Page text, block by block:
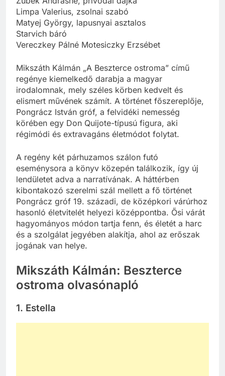
Limpa Valerius, zsolnai szabó
Matyej György, lapusnyai asztalos
Starvich báró
Vereczkey Pálné Motesiczky Erzsébet
Mikszáth Kálmán „A Beszterce ostroma” című
regénye kiemelkedő darabja a magyar
irodalomnak, mely széles körben kedvelt és
elismert művének számít. A történet főszereplője,
Pongrácz István gróf, a felvidéki nemesség
körében egy Don Quijote-típusú figura, aki
régimódi és extravagáns életmódot folytat.
A regény két párhuzamos szálon futó
eseménysora a könyv közepén találkozik, így új
lendületet adva a narratívának. A háttérben
kibontakozó szerelmi szál mellett a fő történet
Pongrácz gróf 19. századi, de középkori várúrhoz
hasonló életvitelét helyezi középpontba. Ősi várát
hagyományos módon tartja fenn, és életét a harc
és a szolgálat jegyében alakítja, ahol az erőszak
jogának van helye.
Mikszáth Kálmán: Beszterce
ostroma olvasónapló
1. Estella